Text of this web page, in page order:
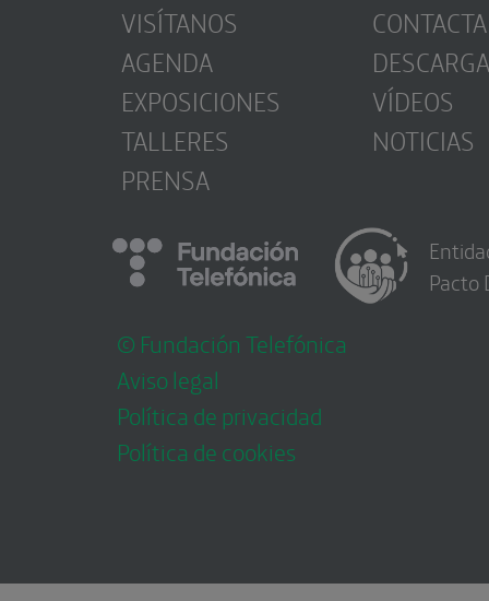
VISÍTANOS
AGENDA
EXPOSICIONES
TALLERES
PRENSA
CONTACTA
VÍDEOS
NOTICIAS
© Fundación Telefónica
Aviso legal
Política de privacidad
Política de cookies
Pacto